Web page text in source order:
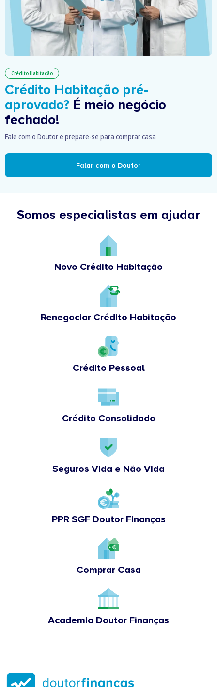
Crédito Habitação
Crédito Habitação pré-
aprovado? É meio negócio
fechado!
Fale com o Doutor e prepare-se para comprar casa
Falar com o Doutor
Somos especialistas em ajudar
Novo Crédito Habitação
Renegociar Crédito Habitação
Crédito Pessoal
Crédito Consolidado
Seguros Vida e Não Vida
PPR SGF Doutor Finanças
Comprar Casa
Academia Doutor Finanças